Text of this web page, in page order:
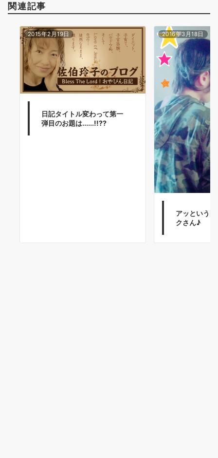
関連記事
2015年2月19日
日記タイトル変わって第一
弾目のお題は......!!??
2016年3月18日
アッという
クさん♪